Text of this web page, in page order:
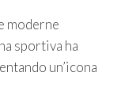
moderne
sportiva ha
un’icona